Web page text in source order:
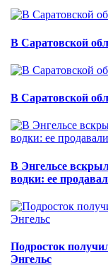
В Саратовской
В Саратовской
В Энгельсе
водки: ее
Подросток
Энгельс